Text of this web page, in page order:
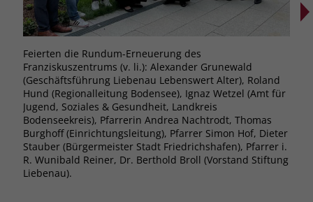
Feierten die Rundum-Erneuerung des
Franziskuszentrums (v. li.): Alexander Grunewald
(Geschäftsführung Liebenau Lebenswert Alter), Roland
Hund (Regionalleitung Bodensee), Ignaz Wetzel (Amt für
Jugend, Soziales & Gesundheit, Landkreis
Bodenseekreis), Pfarrerin Andrea Nachtrodt, Thomas
Burghoff (Einrichtungsleitung), Pfarrer Simon Hof, Dieter
Stauber (Bürgermeister Stadt Friedrichshafen), Pfarrer i.
R. Wunibald Reiner, Dr. Berthold Broll (Vorstand Stiftung
Liebenau).
Name PHPSESSID
Anbieter stiftung-liebenau.de
Laufzeit Session
Zweck
Behält die Zustände des Benutzers bei
allen Seitenanfragen bei.
Browsers und die Einstellungen
exklusiv für diese Website zu speichern.
Aktionen, die bei späteren Besuchen
derselben Website durchgeführt
werden, mit derselben
Benutzerkennung verknüpft werden.
Name _clsk
Anbieter